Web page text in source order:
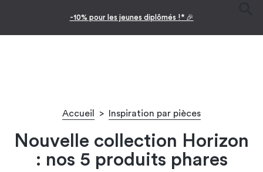
Facilitez vos achats avec le paiement en 10x
Accueil > Inspiration par pièces
Nouvelle collection Horizon
: nos 5 produits phares